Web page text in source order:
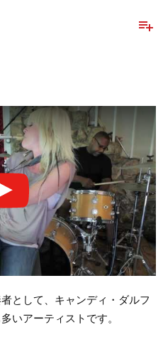
playlist_add
として、キャンディ・ダルフ
いアーティストです。